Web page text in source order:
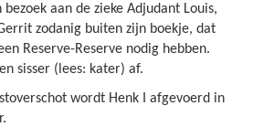
aan de zieke Adjudant Louis,
zodanig buiten zijn boekje, dat
Reserve-Reserve nodig hebben.
sisser (lees: kater) af.
wordt Henk I afgevoerd in